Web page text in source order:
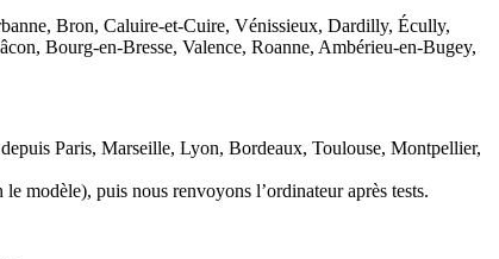
Bron, Caluire-et-Cuire, Vénissieux, Dardilly, Écully,
Bourg-en-Bresse, Valence, Roanne, Ambérieu-en-Bugey,
Paris, Marseille, Lyon, Bordeaux, Toulouse, Montpellier,
modèle), puis nous renvoyons l’ordinateur après tests.